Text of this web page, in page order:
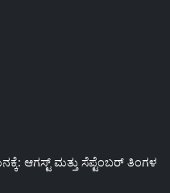
ಆಗಸ್ಟ್ ಮತ್ತು ಸೆಪ್ಟೆಂಬರ್ ತಿಂಗಳ